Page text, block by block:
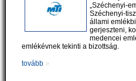
„Széchenyi-
Széchenyi-
állami
gerjeszteni,
medencei
emlékévnek tekinti a bizottság.
tovább »